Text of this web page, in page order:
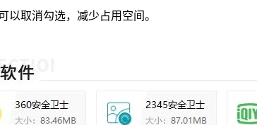
取消勾选，减少占用空间。